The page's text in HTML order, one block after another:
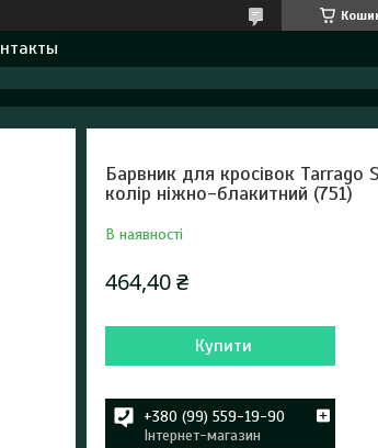
Барвник для кросівок Tarrago
колір ніжно-блакитний (751)
В наявності
464,40 ₴
Купити
+380 (99) 559-19-90
Інтернет-магазин